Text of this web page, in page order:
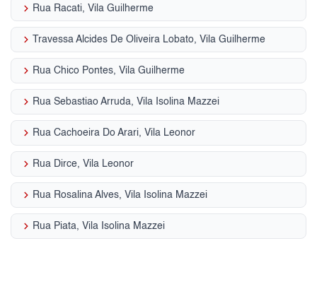
keyboard_arrow_right Rua Racati, Vila Guilherme
keyboard_arrow_right Travessa Alcides De Oliveira Lobato, Vila Guilherme
keyboard_arrow_right Rua Chico Pontes, Vila Guilherme
keyboard_arrow_right Rua Sebastiao Arruda, Vila Isolina Mazzei
keyboard_arrow_right Rua Cachoeira Do Arari, Vila Leonor
keyboard_arrow_right Rua Dirce, Vila Leonor
keyboard_arrow_right Rua Rosalina Alves, Vila Isolina Mazzei
keyboard_arrow_right Rua Piata, Vila Isolina Mazzei